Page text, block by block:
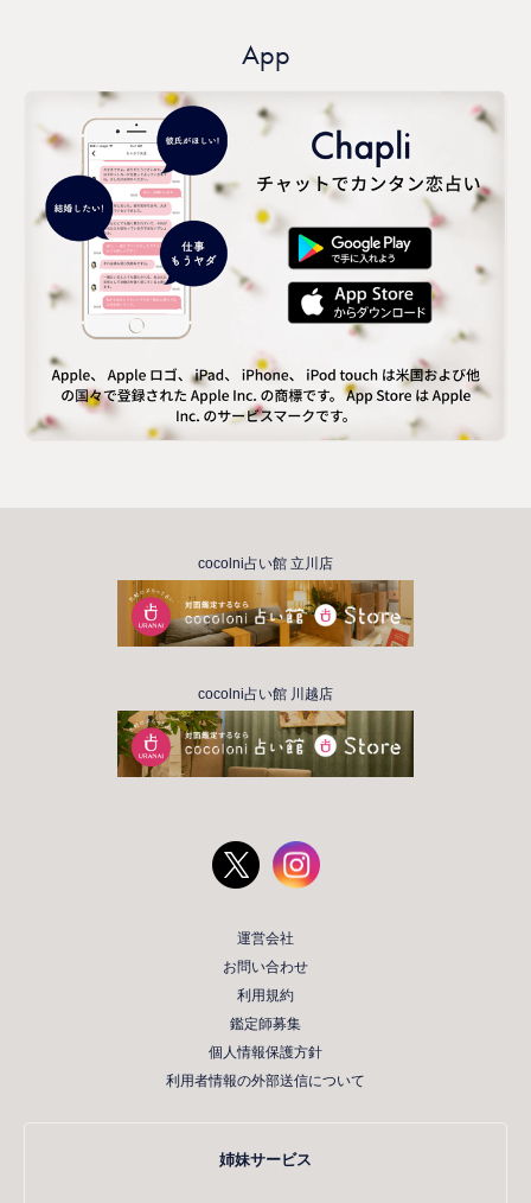
App
cocolni占い館 立川店
cocolni占い館 川越店
運営会社
お問い合わせ
利用規約
鑑定師募集
個人情報保護方針
利用者情報の外部送信について
姉妹サービス